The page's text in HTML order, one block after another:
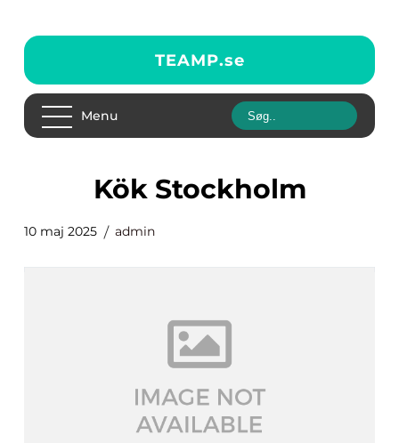
TEAMP.se
Menu
kök Stockholm
10 maj 2025 admin